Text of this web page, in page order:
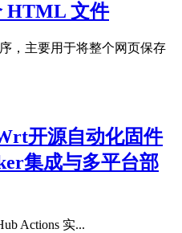
HTML 文件
，主要用于将整个网页保存
开源自动化固件
集成与多平台部
Actions 实...